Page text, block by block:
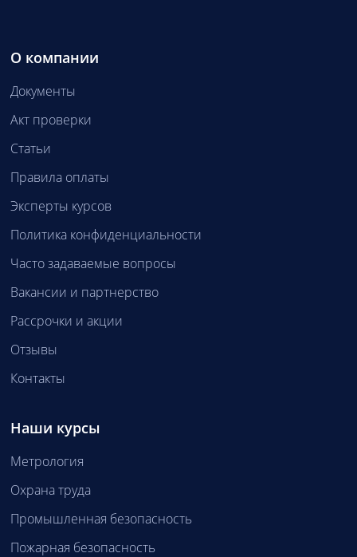
О компании
Документы
Акт проверки
Статьи
Правила оплаты
Эксперты курсов
Политика конфиденциальности
Часто задаваемые вопросы
Вакансии и партнерство
Рассрочки и акции
Отзывы
Контакты
Наши курсы
Метрология
Охрана труда
Промышленная безопасность
Пожарная безопасность